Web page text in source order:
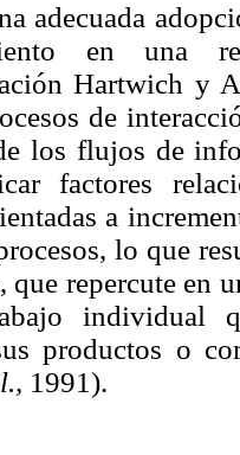
adecuada
en una
Hartwich y
de
los flujos de
factores
a
lo que
que repercute en
individual
productos o
1991).